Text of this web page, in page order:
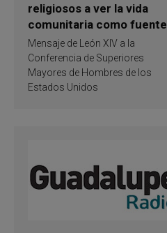
religiosos a ver la vida
comunitaria como fuente
de inspiración y
santificación
Mensaje de León XIV a la
Conferencia de Superiores
Mayores de Hombres de los
Estados Unidos